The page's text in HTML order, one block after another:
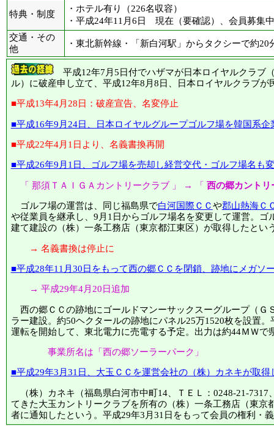
特典・制度
・ホテル有り（226名収容）
・平成24年11月6日 現在（要確認）、会員募集
交通・その
他
・東北新幹線・「新白河駅」からタクシーで約
平成12年7月5日付でハザマが日本ロイヤルクラブ
ル）に破産申し立て、平成12年8月8日、日本ロイヤルクラブ
■平成13年4月28日：破産宣告、名変停止
■平成16年9月24日、日本ロイヤルグループゴルフ場を韓国系企
■平成22年4月1日より、名義書換再開
■平成26年9月1日、ゴルフ場を売却し経営交代・ゴルフ場名も
「 那須ＴＡＩＧＡカントリークラブ 」 → 「 西の郷カントリ
ゴルフ場の運営は、同じ福島県で白河国際ＣＣや郡山熱海Ｃ
や従業員を継承し、9月1日からゴルフ場名を変更して運営。
建て建設の（株）一条工務店（東京都江東区）が取得したとい
→ 名義書換は停止に
■平成28年11月30日をもって西の郷ＣＣを閉鎖、跡地にメガソ
→ 平成29年4月20日追加
西の郷ＣＣの跡地にゴールドマンーサックスーグループ（Ｇ
ラー建設。約50ヘクタールの跡地にパネル25万1520枚を設置
運転を開始して、東北電力に売電する予定。出力は約44ＭＷで
事業所名は「西の郷ソーラーパーク」
■平成29年3月31日、大玉ＣＣを運営会社の（株）カネキが取得
（株）カネキ（福島県白河市中町14、ＴＥＬ：0248-21-7317
てきた大玉カントリークラブを所有の（株）一条工務店（東京
者に通知したという。平成29年3月31日をもって会員の権利・